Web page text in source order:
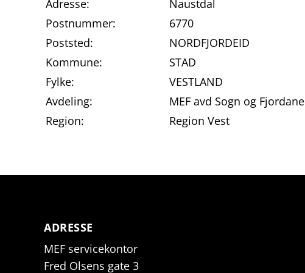
Adresse:
Naustdal
Postnummer:
6770
Poststed:
NORDFJORDEID
Kommune:
STAD
Fylke:
VESTLAND
Avdeling:
MEF avd Sogn og Fjordane
Region:
Region Vest
ADRESSE
MEF servicekontor
Fred Olsens gate 3